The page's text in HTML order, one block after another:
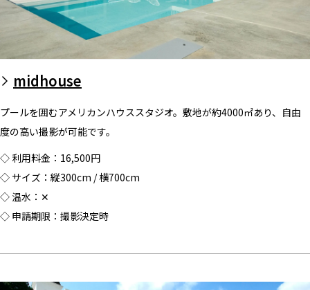
midhouse
プールを囲むアメリカンハウススタジオ。敷地が約4000㎡あり、自由
度の高い撮影が可能です。
◇ 利用料金：16,500円
◇ サイズ：縦300cm / 横700cm
◇ 温水：✕
◇ 申請期限：撮影決定時